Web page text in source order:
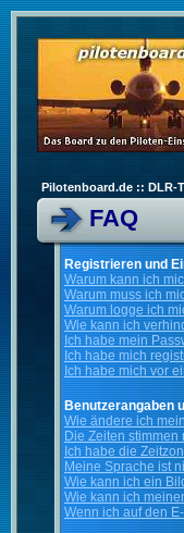
Pilotenboard.de :: DLR-
FAQ
Registrieren und
Warum kann ich
Warum muss ich
Warum logge ich
Wie kann ich
Ich habe mein
Ich habe mich
Ich habe mich vor
Benutzerangaben
Wie ändere ich
Die Zeiten stimmen
Ich habe die
Meine Sprache ist
Wie kann ich ein
Wie kann ich
Wenn ich auf den